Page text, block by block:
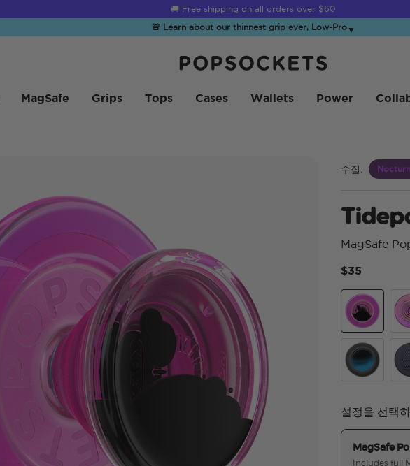
Summer Sendoff Sale is on 🚨 Up to 60% off
🚨 Learn about our thinnest grip ever, Low-Pro▼
MagSafe Grips Tops Cases Wallets Power
수집:
MagSafe
$35
설정을 선택
MagSafe
Includes full